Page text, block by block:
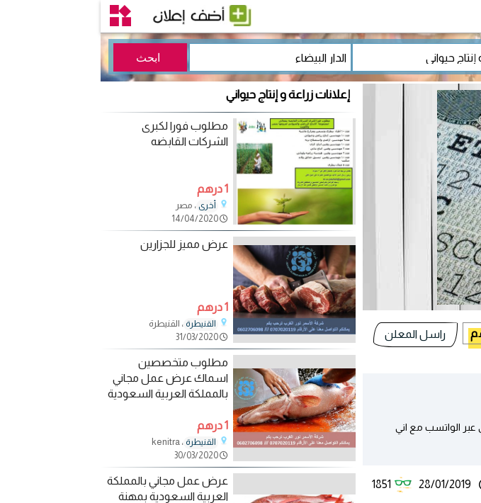
راسل المعلن
الواتسب مع اني
28/01/2019
1851
إعلانات زراعة و إنتاج حيواني
مطلوب فورا لكبرى
الشركات القابضه
1 درهم
أخرى ، مصر
14/04/2020
عرض مميز للجزارين
1 درهم
القنيطرة ، القنيطرة
31/03/2020
مطلوب متخصصين
اسماك عرض عمل مجاني
بالمملكة العربية السعودية
1 درهم
القنيطرة ، kenitra
30/03/2020
عرض عمل مجاني بالمملكة
العربية السعودية بمهنة